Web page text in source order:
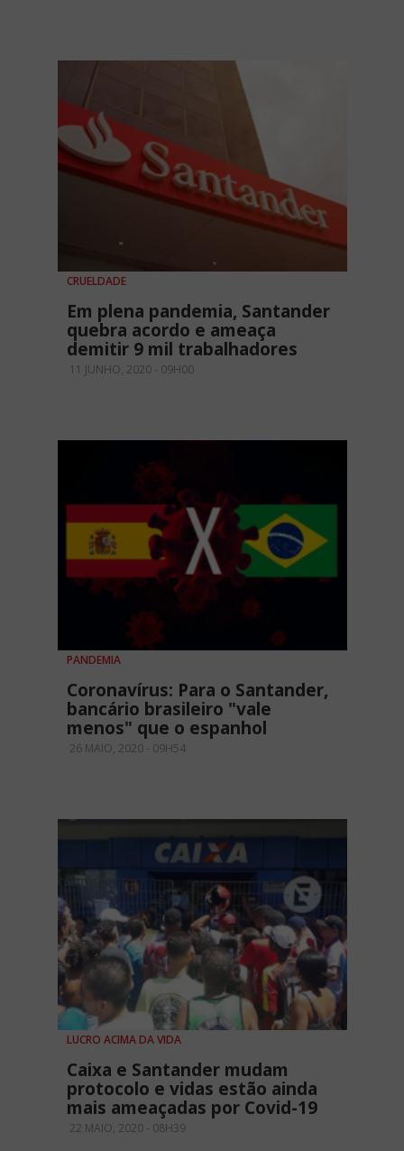
CRUELDADE
Em plena pandemia, Santander
quebra acordo e ameaça
demitir 9 mil trabalhadores
11 JUNHO, 2020 - 09H00
PANDEMIA
Coronavírus: Para o Santander,
bancário brasileiro "vale
menos" que o espanhol
26 MAIO, 2020 - 09H54
LUCRO ACIMA DA VIDA
Caixa e Santander mudam
protocolo e vidas estão ainda
mais ameaçadas por Covid-19
22 MAIO, 2020 - 08H39